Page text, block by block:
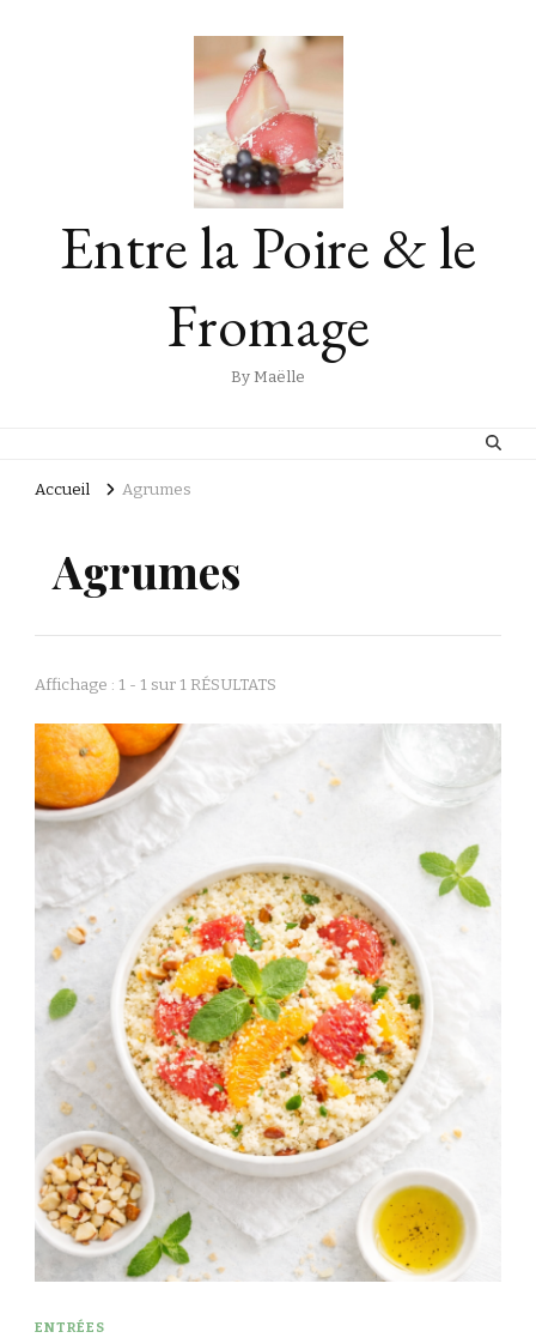
Entre la Poire & le
Fromage
By Maëlle
Accueil Agrumes
Agrumes
Affichage : 1 - 1 sur 1 RÉSULTATS
ENTRÉES